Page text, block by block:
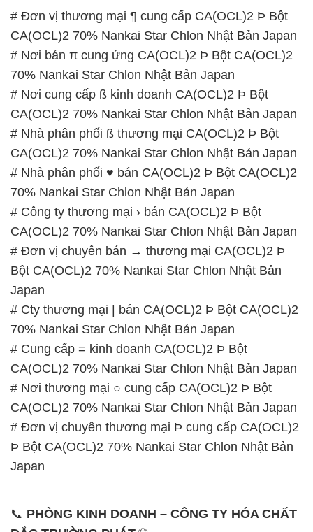
# Nơi cung cấp ß kinh doanh CA(OCL)2 Þ Bột
CA(OCL)2 70% Nankai Star Chlon Nhật Bản Japan
# Nhà phân phối ß thương mại CA(OCL)2 Þ Bột
CA(OCL)2 70% Nankai Star Chlon Nhật Bản Japan
# Nhà phân phối ♥ bán CA(OCL)2 Þ Bột CA(OCL)2
70% Nankai Star Chlon Nhật Bản Japan
# Công ty thương mại › bán CA(OCL)2 Þ Bột
CA(OCL)2 70% Nankai Star Chlon Nhật Bản Japan
# Đơn vị chuyên bán → thương mại CA(OCL)2 Þ
Bột CA(OCL)2 70% Nankai Star Chlon Nhật Bản
Japan
# Cty thương mại | bán CA(OCL)2 Þ Bột CA(OCL)2
70% Nankai Star Chlon Nhật Bản Japan
# Cung cấp = kinh doanh CA(OCL)2 Þ Bột
CA(OCL)2 70% Nankai Star Chlon Nhật Bản Japan
# Nơi thương mại ○ cung cấp CA(OCL)2 Þ Bột
CA(OCL)2 70% Nankai Star Chlon Nhật Bản Japan
# Đơn vị chuyên thương mại Þ cung cấp CA(OCL)2
Þ Bột CA(OCL)2 70% Nankai Star Chlon Nhật Bản
Japan
📞PHÒNG KINH DOANH – CÔNG TY HÓA CHẤT
ĐẮC TRƯỜNG PHÁT 🌐
🌐 Website: https://muabanhoachat.vn/
– 0933.920.505 – 028.3504.5555